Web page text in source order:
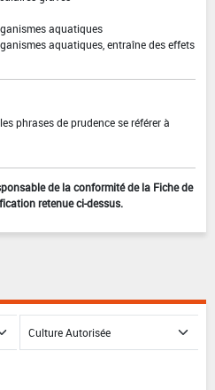
aquatiques
aquatiques, entraîne des effets
phrases de prudence se référer à
de la conformité de la Fiche de
retenue ci-dessus.